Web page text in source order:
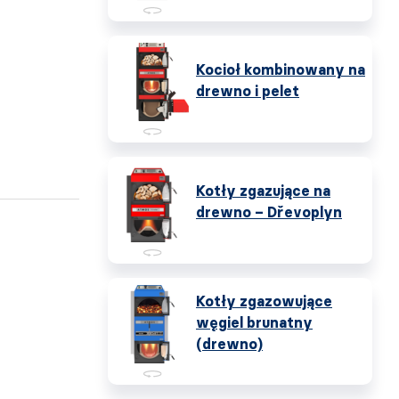
Kocioł kombinowany na
drewno i pelet
Kotły zgazujące na
drewno – Dřevoplyn
Kotły zgazowujące
węgiel brunatny
(drewno)